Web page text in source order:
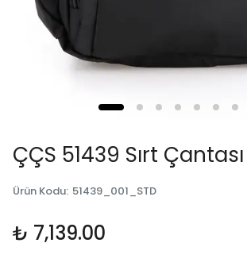
ÇÇS 51439 Sırt Çantası
Ürün Kodu: 51439_001_STD
₺ 7,139.00